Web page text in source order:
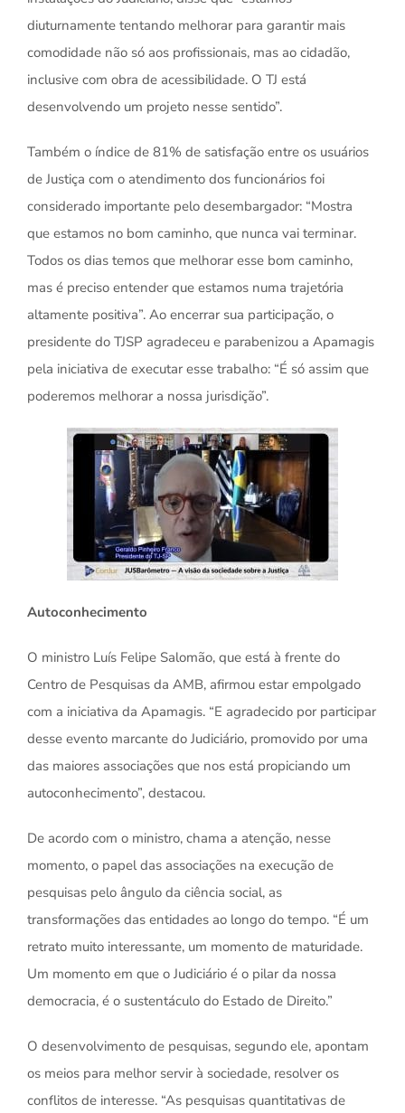
diuturnamente tentando melhorar para garantir mais
comodidade não só aos profissionais, mas ao cidadão,
inclusive com obra de acessibilidade. O TJ está
desenvolvendo um projeto nesse sentido”.
Também o índice de 81% de satisfação entre os usuários
de Justiça com o atendimento dos funcionários foi
considerado importante pelo desembargador: “Mostra
que estamos no bom caminho, que nunca vai terminar.
Todos os dias temos que melhorar esse bom caminho,
mas é preciso entender que estamos numa trajetória
altamente positiva”. Ao encerrar sua participação, o
presidente do TJSP agradeceu e parabenizou a Apamagis
pela iniciativa de executar esse trabalho: “É só assim que
poderemos melhorar a nossa jurisdição”.
Autoconhecimento
O ministro Luís Felipe Salomão, que está à frente do
Centro de Pesquisas da AMB, afirmou estar empolgado
com a iniciativa da Apamagis. “E agradecido por participar
desse evento marcante do Judiciário, promovido por uma
das maiores associações que nos está propiciando um
autoconhecimento”, destacou.
De acordo com o ministro, chama a atenção, nesse
momento, o papel das associações na execução de
pesquisas pelo ângulo da ciência social, as
transformações das entidades ao longo do tempo. “É um
retrato muito interessante, um momento de maturidade.
Um momento em que o Judiciário é o pilar da nossa
democracia, é o sustentáculo do Estado de Direito.”
O desenvolvimento de pesquisas, segundo ele, apontam
os meios para melhor servir à sociedade, resolver os
conflitos de interesse. “As pesquisas quantitativas de